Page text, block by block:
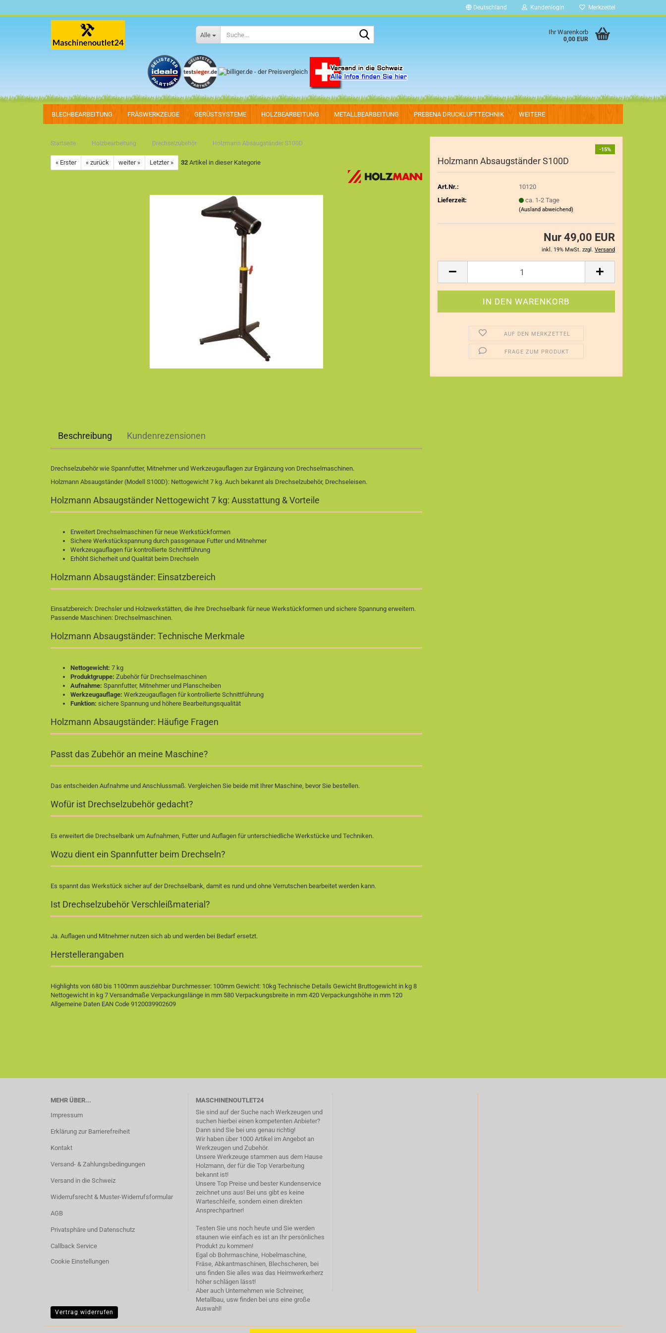
Deutschland Kundenlogin Merkzettel
Alle Ihr Warenkorb
0,00 EUR
BLECHBEARBEITUNG FRÄSWERKZEUGE GERÜSTSYSTEME HOLZBEARBEITUNG METALLBEARBEITUNG PREBENA DRUCKLUFTTECHNIK WEITERE
Startseite Holzbearbeitung Drechselzubehör Holzmann Absaugständer S100D
« Erster « zurück weiter » Letzter » 32 Artikel in dieser Kategorie
-15%
Holzmann Absaugständer S100D
Art.Nr.:
10120
Lieferzeit:
ca. 1-2 Tage
(Ausland abweichend)
Nur 49,00 EUR
inkl. 19% MwSt. zzgl. Versand
AUF DEN MERKZETTEL
FRAGE ZUM PRODUKT
Beschreibung Kundenrezensionen
Drechselzubehör wie Spannfutter, Mitnehmer und Werkzeugauflagen zur Ergänzung von Drechselmaschinen.
Holzmann Absaugständer (Modell S100D): Nettogewicht 7 kg. Auch bekannt als Drechselzubehör, Drechseleisen.
Holzmann Absaugständer Nettogewicht 7 kg: Ausstattung & Vorteile
Erweitert Drechselmaschinen für neue Werkstückformen
Sichere Werkstückspannung durch passgenaue Futter und Mitnehmer
Werkzeugauflagen für kontrollierte Schnittführung
Erhöht Sicherheit und Qualität beim Drechseln
Holzmann Absaugständer: Einsatzbereich
Einsatzbereich: Drechsler und Holzwerkstätten, die ihre Drechselbank für neue Werkstückformen und sichere Spannung erweitern.
Passende Maschinen: Drechselmaschinen.
Holzmann Absaugständer: Technische Merkmale
Nettogewicht: 7 kg
Produktgruppe: Zubehör für Drechselmaschinen
Aufnahme: Spannfutter, Mitnehmer und Planscheiben
Werkzeugauflage: Werkzeugauflagen für kontrollierte Schnittführung
Funktion: sichere Spannung und höhere Bearbeitungsqualität
Holzmann Absaugständer: Häufige Fragen
Passt das Zubehör an meine Maschine?
Das entscheiden Aufnahme und Anschlussmaß. Vergleichen Sie beide mit Ihrer Maschine, bevor Sie bestellen.
Wofür ist Drechselzubehör gedacht?
Es erweitert die Drechselbank um Aufnahmen, Futter und Auflagen für unterschiedliche Werkstücke und Techniken.
Wozu dient ein Spannfutter beim Drechseln?
Es spannt das Werkstück sicher auf der Drechselbank, damit es rund und ohne Verrutschen bearbeitet werden kann.
Ist Drechselzubehör Verschleißmaterial?
Ja. Auflagen und Mitnehmer nutzen sich ab und werden bei Bedarf ersetzt.
Herstellerangaben
Highlights von 680 bis 1100mm ausziehbar Durchmesser: 100mm Gewicht: 10kg Technische Details Gewicht Bruttogewicht in kg 8
Nettogewicht in kg 7 Versandmaße Verpackungslänge in mm 580 Verpackungsbreite in mm 420 Verpackungshöhe in mm 120
Allgemeine Daten EAN Code 9120039902609
MEHR ÜBER...
Impressum
Erklärung zur Barrierefreiheit
Kontakt
Versand- & Zahlungsbedingungen
Versand in die Schweiz
Widerrufsrecht & Muster-Widerrufsformular
AGB
Privatsphäre und Datenschutz
Callback Service
Cookie Einstellungen
MASCHINENOUTLET24
Sie sind auf der Suche nach Werkzeugen und
suchen hierbei einen kompetenten Anbieter?
Dann sind Sie bei uns genau richtig!
Wir haben über 1000 Artikel im Angebot an
Werkzeugen und Zubehör.
Unsere Werkzeuge stammen aus dem Hause
Holzmann, der für die Top Verarbeitung
bekannt ist!
Unsere Top Preise und bester Kundenservice
zeichnet uns aus! Bei uns gibt es keine
Warteschleife, sondern einen direkten
Ansprechpartner!
Testen Sie uns noch heute und Sie werden
staunen wie einfach es ist an Ihr persönliches
Produkt zu kommen!
Egal ob Bohrmaschine, Hobelmaschine,
Fräse, Abkantmaschinen, Blechscheren, bei
uns finden Sie alles was das Heimwerkerherz
höher schlägen lässt!
Aber auch Unternehmen wie Schreiner,
Metallbau, usw finden bei uns eine große
Auswahl!
Vertrag widerrufen